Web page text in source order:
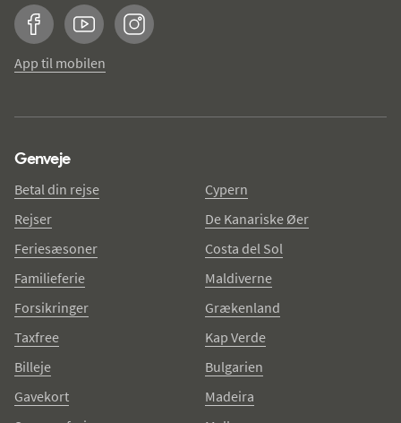
FacebookYouTubeInstagram
App til mobilen
Genveje
Betal din rejse
Rejser
Feriesæsoner
Familieferie
Forsikringer
Taxfree
Billeje
Gavekort
Cypern
De Kanariske Øer
Costa del Sol
Maldiverne
Grækenland
Kap Verde
Bulgarien
Madeira